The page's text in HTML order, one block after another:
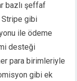
bazlı şeffaf
Stripe gibi
ile ödeme
desteği
para birimleriyle
gibi ek